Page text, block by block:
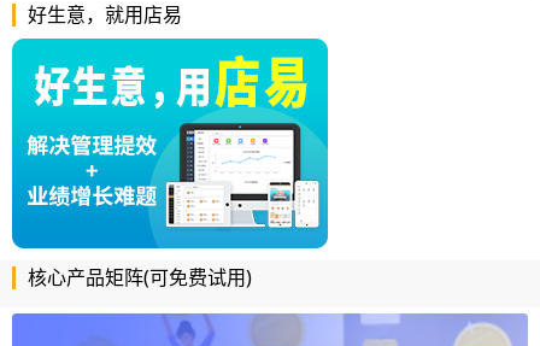
好生意，就用店易
核心产品矩阵(可免费试用)